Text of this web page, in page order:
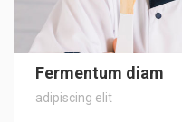
Fermentum diam
adipiscing elit